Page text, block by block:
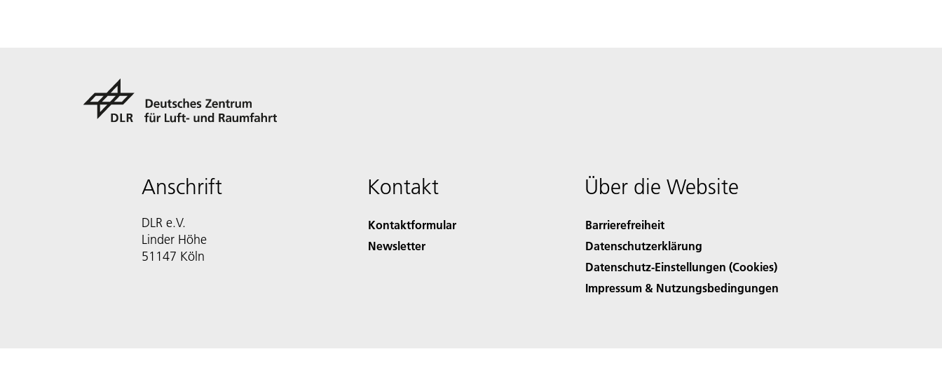
Anschrift
DLR e.V.
Linder Höhe
51147 Köln
Kontakt
Kontaktformular
Newsletter
Über die Website
Barrierefreiheit
Datenschutzerklärung
Datenschutz-Einstellungen (Cookies)
Impressum & Nutzungsbedingungen